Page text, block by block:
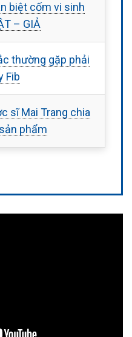
biệt cốm vi sinh
– GIẢ
thường gặp phải
Fib
sĩ Mai Trang chia
phẩm